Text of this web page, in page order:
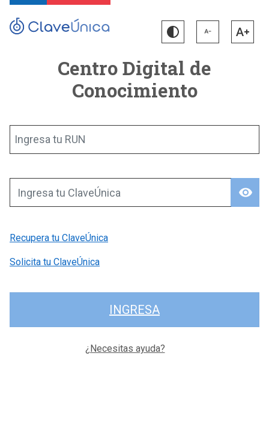
Centro Digital de
Conocimiento
Ingresa tu RUN
visibility
Ingresa tu ClaveÚnica
Recupera tu ClaveÚnica
Solicita tu ClaveÚnica
INGRESA
¿Necesitas ayuda?